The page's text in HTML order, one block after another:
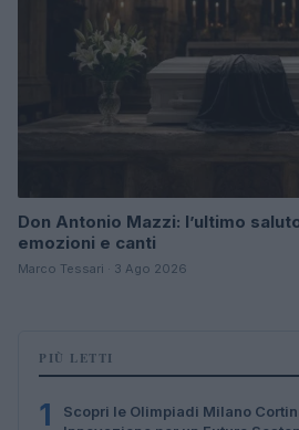
Don Antonio Mazzi: l’ultimo
emozioni e canti
Marco Tessari · 3 Ago 2026
PIÙ LETTI
1
Scopri le Olimpiadi Milano